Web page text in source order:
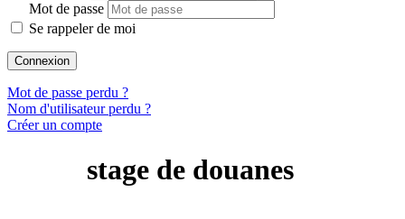
Mot de passe
Se rappeler de moi
Connexion
Mot de passe perdu ?
Nom d'utilisateur perdu ?
Créer un compte
stage de douanes